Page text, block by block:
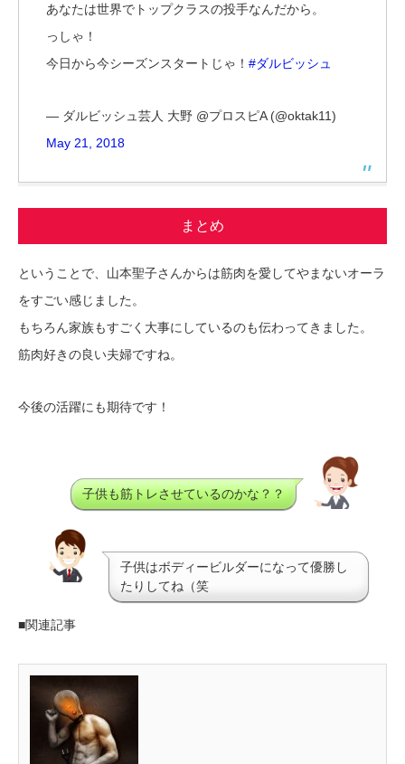
あなたは世界でトップクラスの投手なんだから。
っしゃ！
今日から今シーズンスタートじゃ！ #ダルビッシュ
— ダルビッシュ芸人 大野 @プロスピA (@oktak11)
May 21, 2018
まとめ
ということで、山本聖子さんからは筋肉を愛してやまないオーラ
をすごい感じました。
もちろん家族もすごく大事にしているのも伝わってきました。
筋肉好きの良い夫婦ですね。
今後の活躍にも期待です！
子供も筋トレさせているのかな？？
子供はボディービルダーになって優勝し
たりしてね（笑
■関連記事